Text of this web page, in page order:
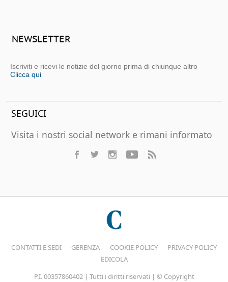
NEWSLETTER
Iscriviti e ricevi le notizie del giorno prima di chiunque altro
Clicca qui
SEGUICI
Visita i nostri social network e rimani informato
CONTATTI E SEDI GERENZA COOKIE POLICY
PRIVACY POLICY
EDICOLA
P.I. 00357860402 | Tutti i diritti riservati | © Copyright